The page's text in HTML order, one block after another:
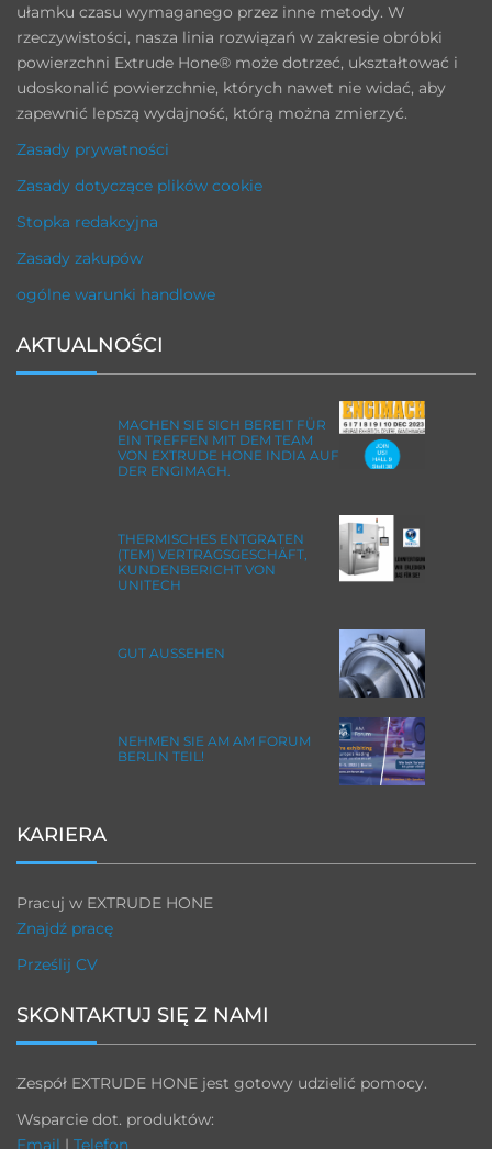
ułamku czasu wymaganego przez inne metody. W
rzeczywistości, nasza linia rozwiązań w zakresie obróbki
powierzchni Extrude Hone® może dotrzeć, ukształtować i
udoskonalić powierzchnie, których nawet nie widać, aby
zapewnić lepszą wydajność, którą można zmierzyć.
Zasady prywatności
Zasady dotyczące plików cookie
Stopka redakcyjna
Zasady zakupów
ogólne warunki handlowe
AKTUALNOŚCI
MACHEN SIE SICH BEREIT FÜR
EIN TREFFEN MIT DEM TEAM
VON EXTRUDE HONE INDIA AUF
DER ENGIMACH.
THERMISCHES ENTGRATEN
(TEM) VERTRAGSGESCHÄFT,
KUNDENBERICHT VON
UNITECH
GUT AUSSEHEN
NEHMEN SIE AM AM FORUM
BERLIN TEIL!
KARIERA
Pracuj w EXTRUDE HONE
Znajdź pracę
Prześlij CV
SKONTAKTUJ SIĘ Z NAMI
Zespół EXTRUDE HONE jest gotowy udzielić pomocy.
Wsparcie dot. produktów:
Email | Telefon